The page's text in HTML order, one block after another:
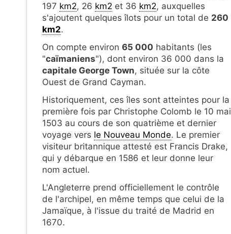
197 km2, 26 km2 et 36 km2, auxquelles
s'ajoutent quelques îlots pour un total de 260
km2.
On compte environ 65 000 habitants (les
"caïmaniens"), dont environ 36 000 dans la
capitale George Town, située sur la côte
Ouest de Grand Cayman.
Historiquement, ces îles sont atteintes pour la
première fois par Christophe Colomb le 10 mai
1503 au cours de son quatrième et dernier
voyage vers le Nouveau Monde. Le premier
visiteur britannique attesté est Francis Drake,
qui y débarque en 1586 et leur donne leur
nom actuel.
L'Angleterre prend officiellement le contrôle
de l'archipel, en même temps que celui de la
Jamaïque, à l'issue du traité de Madrid en
1670.